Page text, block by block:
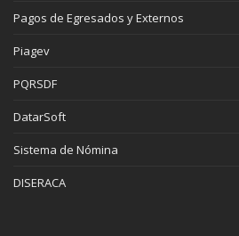
Pagos de Egresados y Externos
Piagev
PQRSDF
DatarSoft
Sistema de Nómina
DISERACA